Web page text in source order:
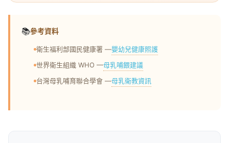
📚參考資料
衛生福利部國民健康署 —嬰幼兒健康照護
世界衛生組織 WHO —母乳哺餵建議
台灣母乳哺育聯合學會 —母乳衛教資訊